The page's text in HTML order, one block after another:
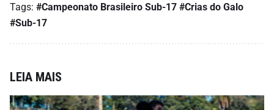
Tags: #Campeonato Brasileiro Sub-17 #Crias do Galo
#Sub-17
LEIA MAIS